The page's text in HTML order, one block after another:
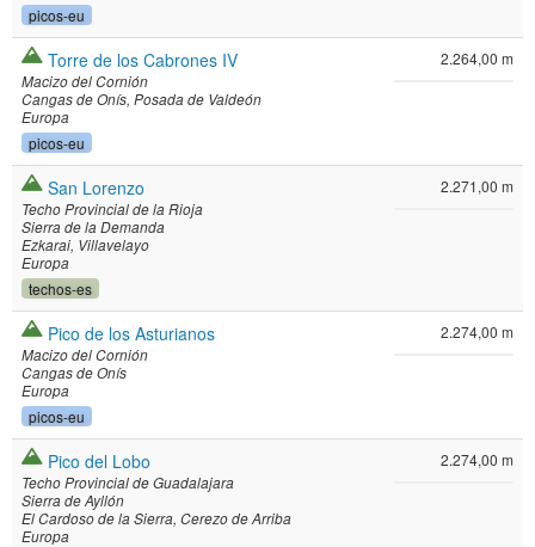
picos-eu
Torre de los Cabrones IV
Macizo del Cornión
Cangas de Onís Posada de Valdeón
Europa
picos-eu
2.264,00 m
San Lorenzo
Techo Provincial de la Rioja
Sierra de la Demanda
Ezkarai Villavelayo
Europa
techos-es
2.271,00 m
Pico de los Asturianos
Macizo del Cornión
Cangas de Onís
Europa
picos-eu
2.274,00 m
Pico del Lobo
Techo Provincial de Guadalajara
Sierra de Ayllón
El Cardoso de la Sierra Cerezo de Arriba
Europa
2.274,00 m